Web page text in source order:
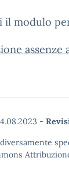
il modulo
assenze
-